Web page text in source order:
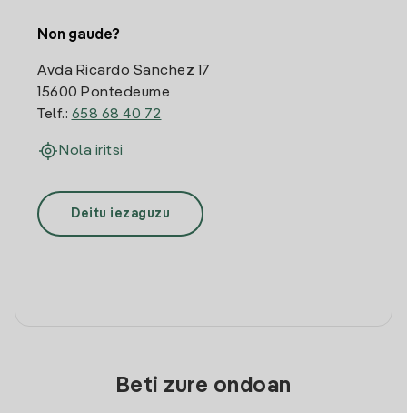
Non gaude?
Avda Ricardo Sanchez 17
15600 Pontedeume
Telf.: 658 68 40 72
Nola iritsi
Deitu iezaguzu
Beti zure ondoan